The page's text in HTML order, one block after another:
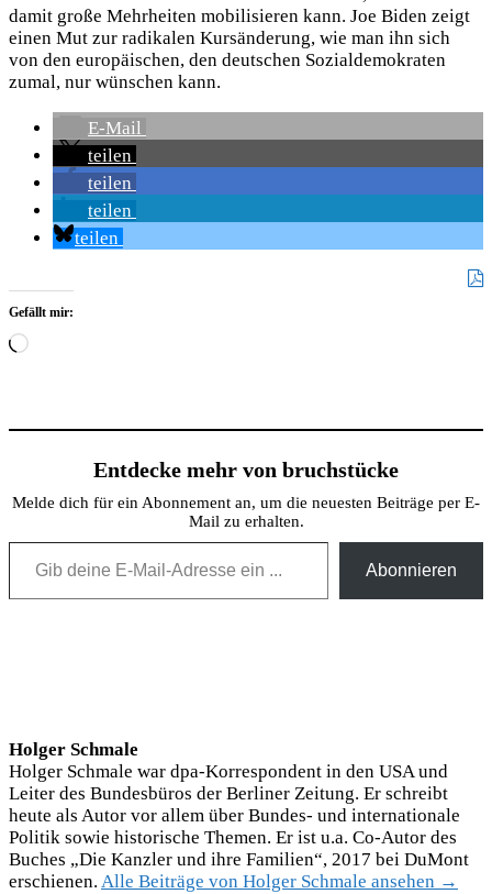
damit große Mehrheiten mobilisieren kann. Joe Biden zeigt
einen Mut zur radikalen Kursänderung, wie man ihn sich
von den europäischen, den deutschen Sozialdemokraten
zumal, nur wünschen kann.
E-Mail
teilen
teilen
teilen
teilen
Gefällt mir:
Wird
Entdecke mehr von bruchstücke
Melde dich für ein Abonnement an, um die neuesten Beiträge per E-
Mail zu erhalten.
Gib deine E-Mail-Adresse ein ...
Abonnieren
Holger Schmale
Holger Schmale war dpa-Korrespondent in den USA und
Leiter des Bundesbüros der Berliner Zeitung. Er schreibt
heute als Autor vor allem über Bundes- und internationale
Politik sowie historische Themen. Er ist u.a. Co-Autor des
Buches „Die Kanzler und ihre Familien“, 2017 bei DuMont
erschienen. Alle Beiträge von Holger Schmale ansehen →